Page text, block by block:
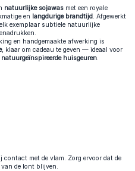
natuurlijke sojawas met een royale
en langdurige brandtijd. Afgewerkt
exemplaar subtiele natuurlijke
en handgemaakte afwerking is
, klaar om cadeau te geven — ideaal voor
natuurgeïnspireerde huisgeuren.
met de vlam. Zorg ervoor dat de
de lont blijven.